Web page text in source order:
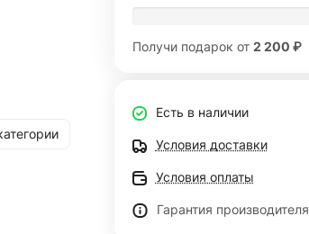
Получи подарок от 2 200 ₽
Есть в наличии
Условия доставки
Условия оплаты
Гарантия производителя